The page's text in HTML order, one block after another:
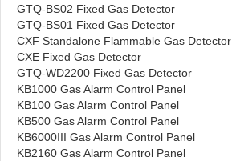
GTQ-BS02 Fixed Gas Detector
GTQ-BS01 Fixed Gas Detector
CXF Standalone Flammable Gas Detector
CXE Fixed Gas Detector
GTQ-WD2200 Fixed Gas Detector
KB1000 Gas Alarm Control Panel
KB100 Gas Alarm Control Panel
KB500 Gas Alarm Control Panel
KB6000III Gas Alarm Control Panel
KB2160 Gas Alarm Control Panel